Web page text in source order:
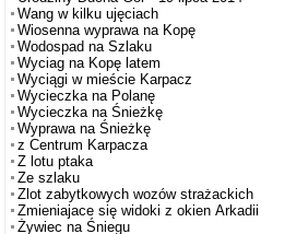
Wang w kilku ujęciach
Wiosenna wyprawa na Kopę
Wodospad na Szlaku
Wyciag na Kopę latem
Wyciągi w mieście Karpacz
Wycieczka na Polanę
Wycieczka na Śnieżkę
Wyprawa na Śnieżkę
z Centrum Karpacza
Z lotu ptaka
Ze szlaku
Zlot zabytkowych wozów strażackich
Zmieniajace się widoki z okien Arkadii
Żywiec na Śniegu